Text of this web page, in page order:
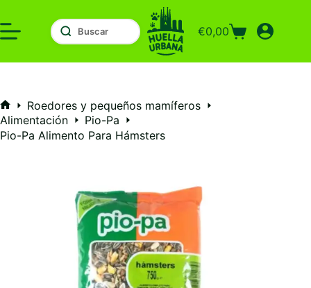
al
contenido
Carro
compra
€0,00
Inicio
Roedores y pequeños mamíferos
Alimentación
Pio-Pa
Pio-Pa Alimento Para Hámsters